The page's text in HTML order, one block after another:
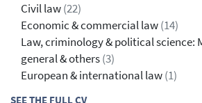
Civil law(22)
Economic & commercial law(14)
Law, criminology & political science:
general & others(3)
European & international law(1)